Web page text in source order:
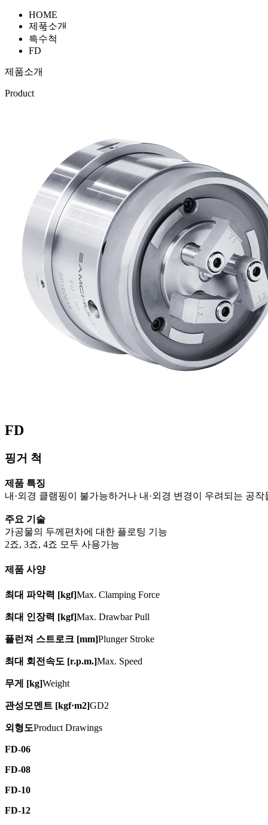
HOME
제품소개
특수척
FD
제품소개
Product
FD
핑거 척
제품 특징
내·외경 클램핑이 불가능하거나 내·외경 변경이 우려되는 공작
주요 기술
가공물의 두께편차에 대한 플로팅 기능
2죠, 3죠, 4죠 모두 사용가능
제품 사양
최대 파악력 [kgf]Max. Clamping Force
최대 인장력 [kgf]Max. Drawbar Pull
플런져 스트로크 [mm]Plunger Stroke
최대 회전속도 [r.p.m.]Max. Speed
무게 [kg]Weight
관성모멘트 [kgf·m2]GD2
외형도Product Drawings
FD-06
FD-08
FD-10
FD-12